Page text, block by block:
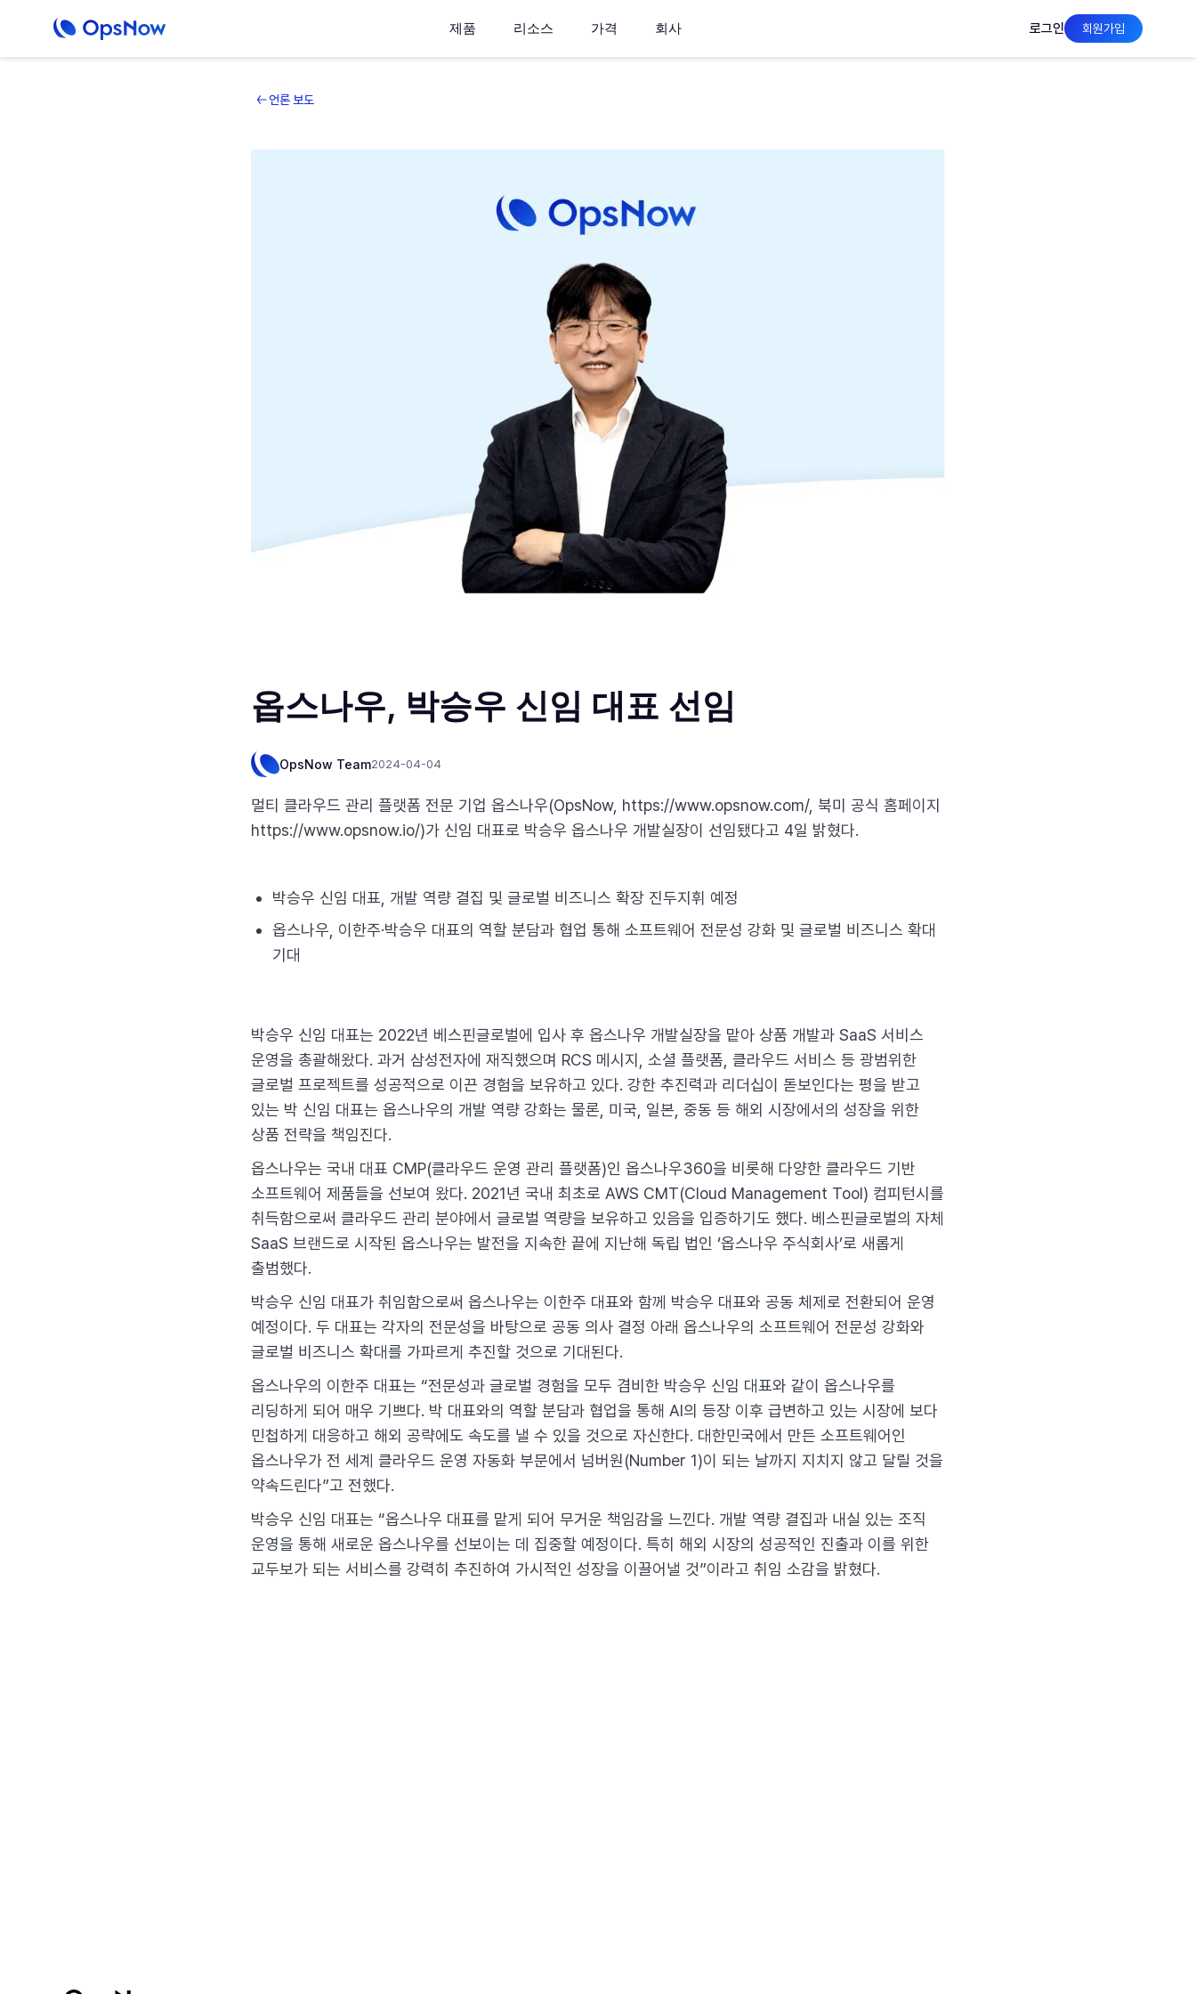
제품 리소스 가격 회사 로그인 회원가입
언론 보도
옵스나우, 박승우 신임 대표 선임
OpsNow Team2024-04-04
멀티 클라우드 관리 플랫폼 전문 기업 옵스나우(OpsNow, https://www.opsnow.com/, 북미 공식 홈페이지
https://www.opsnow.io/)가 신임 대표로 박승우 옵스나우 개발실장이 선임됐다고 4일 밝혔다.
박승우 신임 대표, 개발 역량 결집 및 글로벌 비즈니스 확장 진두지휘 예정
옵스나우, 이한주·박승우 대표의 역할 분담과 협업 통해 소프트웨어 전문성 강화 및 글로벌 비즈니스 확대
기대
박승우 신임 대표는 2022년 베스핀글로벌에 입사 후 옵스나우 개발실장을 맡아 상품 개발과 SaaS 서비스
운영을 총괄해왔다. 과거 삼성전자에 재직했으며 RCS 메시지, 소셜 플랫폼, 클라우드 서비스 등 광범위한
글로벌 프로젝트를 성공적으로 이끈 경험을 보유하고 있다. 강한 추진력과 리더십이 돋보인다는 평을 받고
있는 박 신임 대표는 옵스나우의 개발 역량 강화는 물론, 미국, 일본, 중동 등 해외 시장에서의 성장을 위한
상품 전략을 책임진다.
옵스나우는 국내 대표 CMP(클라우드 운영 관리 플랫폼)인 옵스나우360을 비롯해 다양한 클라우드 기반
소프트웨어 제품들을 선보여 왔다. 2021년 국내 최초로 AWS CMT(Cloud Management Tool) 컴피턴시를
취득함으로써 클라우드 관리 분야에서 글로벌 역량을 보유하고 있음을 입증하기도 했다. 베스핀글로벌의 자체
SaaS 브랜드로 시작된 옵스나우는 발전을 지속한 끝에 지난해 독립 법인 ‘옵스나우 주식회사’로 새롭게
출범했다.
박승우 신임 대표가 취임함으로써 옵스나우는 이한주 대표와 함께 박승우 대표와 공동 체제로 전환되어 운영
예정이다. 두 대표는 각자의 전문성을 바탕으로 공동 의사 결정 아래 옵스나우의 소프트웨어 전문성 강화와
글로벌 비즈니스 확대를 가파르게 추진할 것으로 기대된다.
옵스나우의 이한주 대표는 “전문성과 글로벌 경험을 모두 겸비한 박승우 신임 대표와 같이 옵스나우를
리딩하게 되어 매우 기쁘다. 박 대표와의 역할 분담과 협업을 통해 AI의 등장 이후 급변하고 있는 시장에 보다
민첩하게 대응하고 해외 공략에도 속도를 낼 수 있을 것으로 자신한다. 대한민국에서 만든 소프트웨어인
옵스나우가 전 세계 클라우드 운영 자동화 부문에서 넘버원(Number 1)이 되는 날까지 지치지 않고 달릴 것을
약속드린다”고 전했다.
박승우 신임 대표는 “옵스나우 대표를 맡게 되어 무거운 책임감을 느낀다. 개발 역량 결집과 내실 있는 조직
운영을 통해 새로운 옵스나우를 선보이는 데 집중할 예정이다. 특히 해외 시장의 성공적인 진출과 이를 위한
교두보가 되는 서비스를 강력히 추진하여 가시적인 성장을 이끌어낼 것”이라고 취임 소감을 밝혔다.